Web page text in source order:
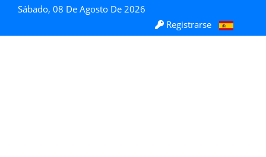
Sábado, 08 De Agosto De 2026
Registrarse